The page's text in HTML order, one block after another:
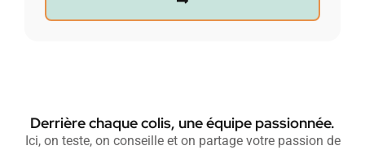
Derrière chaque colis, une équipe passionnée.
Ici, on teste, on conseille et on partage votre passion de